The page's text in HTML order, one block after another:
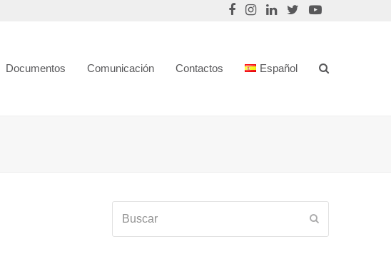
Documentos Comunicación Contactos Español